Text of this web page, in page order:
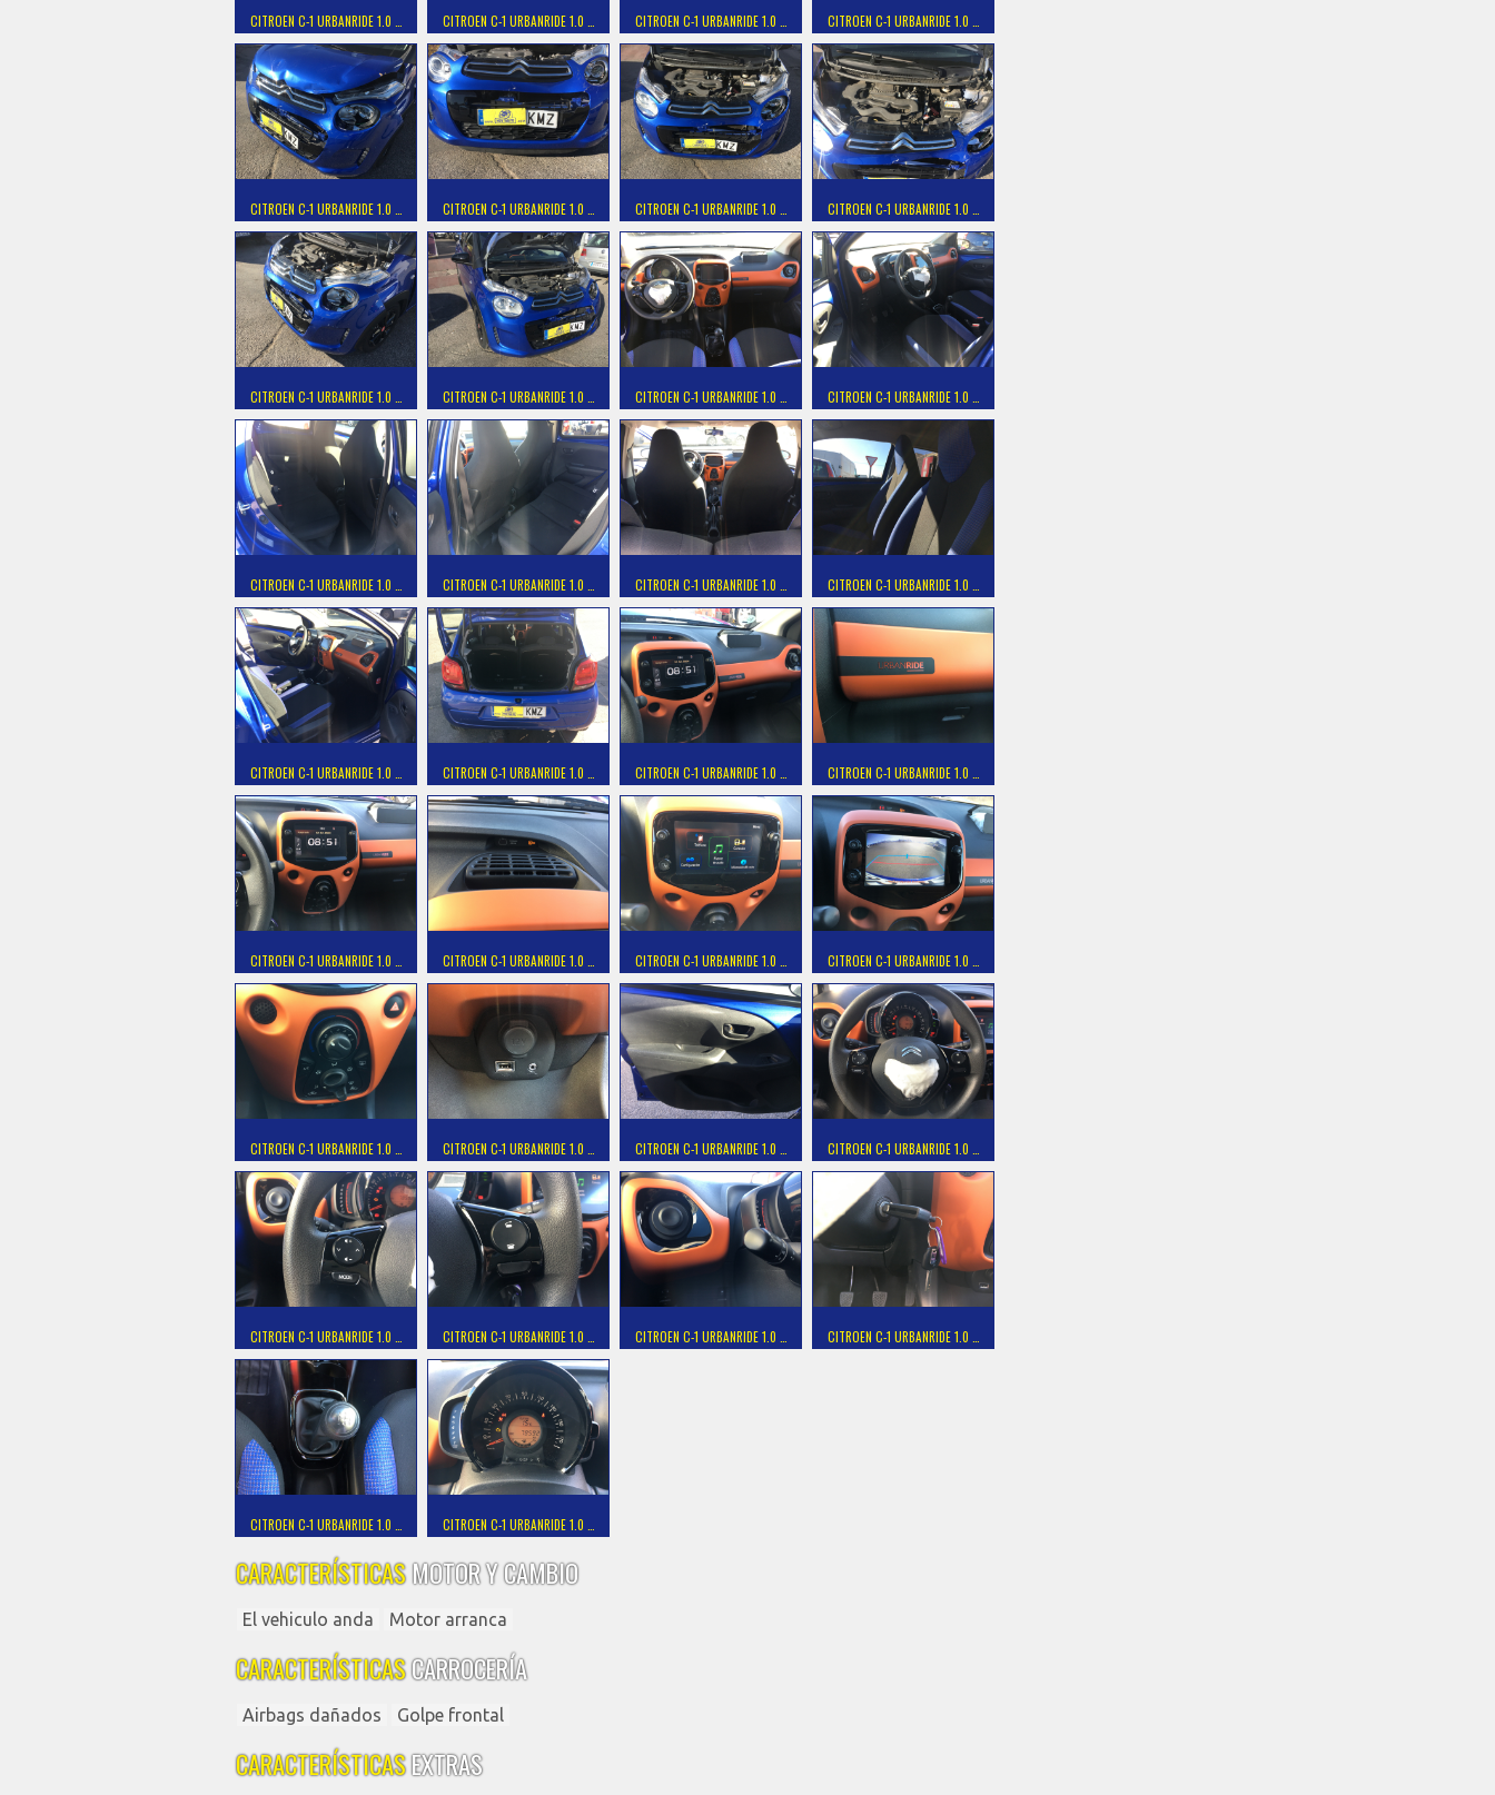
CITROEN C-1 URBANRIDE 1.0 … CITROEN C-1 URBANRIDE 1.0 … CITROEN C-1 URBANRIDE 1.0 … CITROEN C-1 URBANRIDE 1.0 …
CITROEN C-1 URBANRIDE 1.0 … CITROEN C-1 URBANRIDE 1.0 … CITROEN C-1 URBANRIDE 1.0 … CITROEN C-1 URBANRIDE 1.0 …
CITROEN C-1 URBANRIDE 1.0 … CITROEN C-1 URBANRIDE 1.0 … CITROEN C-1 URBANRIDE 1.0 … CITROEN C-1 URBANRIDE 1.0 …
CITROEN C-1 URBANRIDE 1.0 … CITROEN C-1 URBANRIDE 1.0 … CITROEN C-1 URBANRIDE 1.0 … CITROEN C-1 URBANRIDE 1.0 …
CITROEN C-1 URBANRIDE 1.0 … CITROEN C-1 URBANRIDE 1.0 … CITROEN C-1 URBANRIDE 1.0 … CITROEN C-1 URBANRIDE 1.0 …
CITROEN C-1 URBANRIDE 1.0 … CITROEN C-1 URBANRIDE 1.0 … CITROEN C-1 URBANRIDE 1.0 … CITROEN C-1 URBANRIDE 1.0 …
CITROEN C-1 URBANRIDE 1.0 … CITROEN C-1 URBANRIDE 1.0 … CITROEN C-1 URBANRIDE 1.0 … CITROEN C-1 URBANRIDE 1.0 …
CITROEN C-1 URBANRIDE 1.0 … CITROEN C-1 URBANRIDE 1.0 … CITROEN C-1 URBANRIDE 1.0 … CITROEN C-1 URBANRIDE 1.0 …
CITROEN C-1 URBANRIDE 1.0 … CITROEN C-1 URBANRIDE 1.0 …
CARACTERÍSTICASMOTOR Y CAMBIO
El vehiculo anda Motor arranca
CARACTERÍSTICASCARROCERÍA
Airbags dañados Golpe frontal
CARACTERÍSTICASEXTRAS